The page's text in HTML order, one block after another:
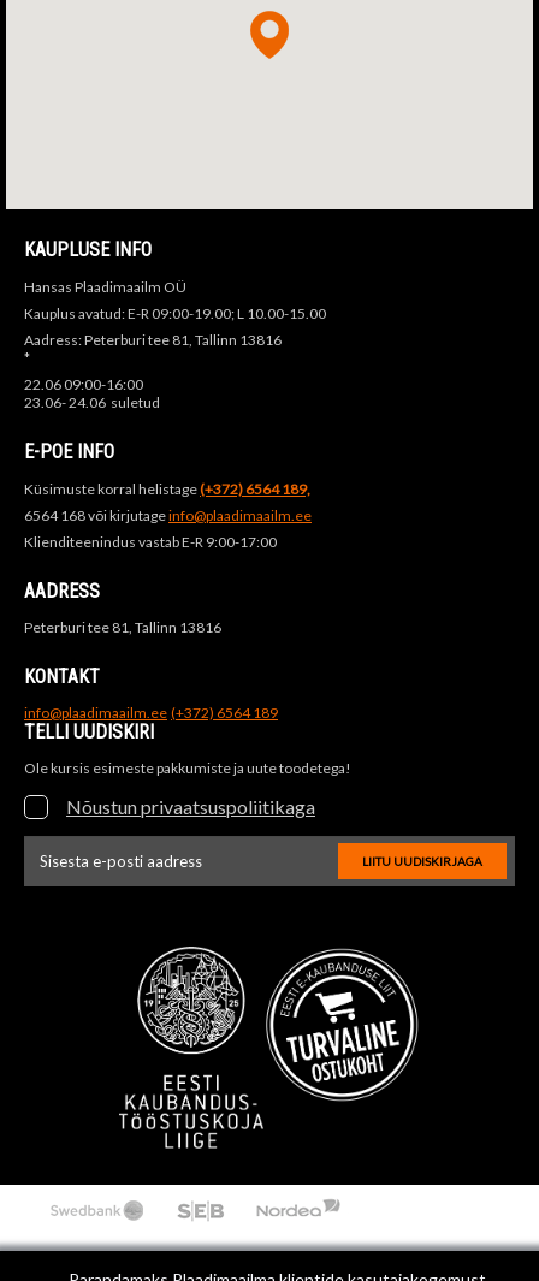
KAUPLUSE INFO
Hansas Plaadimaailm OÜ
Kauplus avatud: E-R 09:00-19.00; L 10.00-15.00
Aadress: Peterburi tee 81, Tallinn 13816
*
22.06 09:00-16:00
23.06- 24.06 suletud
E-POE INFO
Küsimuste korral helistage(+372) 6564 189,
6564 168 või kirjutageinfo@plaadimaailm.ee
Klienditeenindus vastab E-R 9:00-17:00
AADRESS
Peterburi tee 81, Tallinn 13816
KONTAKT
info@plaadimaailm.ee (+372) 6564 189
TELLI UUDISKIRI
Ole kursis esimeste pakkumiste ja uute toodetega!
Nõustun privaatsuspoliitikaga
LIITU UUDISKIRJAGA